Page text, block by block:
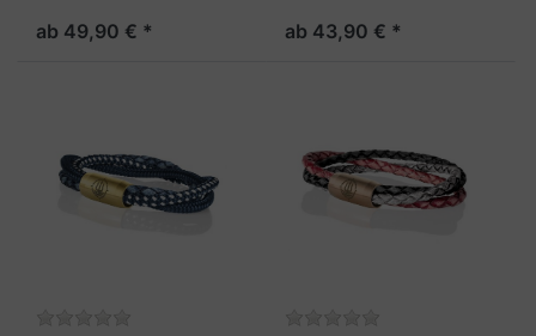
"Trinidad"
ab 49,90 € * ab 43,90 € *